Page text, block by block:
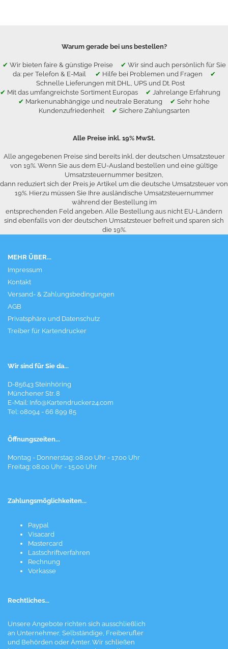
Warum gerade bei uns bestellen?
✔ Wir bieten faire & günstige Preise ✔ Wir sind auch persönlich für Sie
da: per Telefon & E-Mail ✔ Hilfe bei Problemen und Fragen ✔
Schnelle Lieferungen mit DHL, UPS und Dt. Post
✔ Mit das umfangreichste Sortiment Europas ✔ Jahrelange Erfahrung
✔ Markenunabhängige und neutrale Beratung ✔ Sehr hohe
Kundenzufriedenheit ✔ Sichere Zahlungsarten
Alle Preise inkl. 19% MwSt.
Alle angegebenen Preise sind bereits inkl. der deutschen Umsatzsteuer
von 19%. Wenn Sie aus dem EU-Ausland bestellen und eine gültige
Umsatzsteuernummer besitzen,
dann reduziert sich der Preis je Artikel um die deutsche Umsatzsteuer von
19%. Hierzu müssen Sie Ihre ausländische Umsatzsteuernummer
während der Bestellung im
entsprechenden Feld angeben. Alle Bestellung aus nicht EU-Ländern
sind ebenfalls von der deutschen Umsatzsteuer befreit und sparen sich
die 19%.
MEHR ÜBER...
Impressum
Kontakt
Versand- & Zahlungsbedingungen
AGB
Privatsphäre und Datenschutz
Treiber für Kartendrucker
Wir sind für Sie da...
D-85643 Steinhöring
Münchener Str. 8
E-Mail: Info@Kartendrucker24.com
Tel: 08094 - 66 899 85
Öffnungszeiten...
Montag - Donnerstag: 08.00 Uhr - 17.00 Uhr
Freitag: 08.00 Uhr - 15.00 Uhr
Zahlungsmöglichkeiten...
Paypal
Visacard
Mastercard
Lastschriftverfahren
Rechnung
Vorkasse
Rechtliches...
Unsere Angebote richten sich ausschließlich
an Unternehmer, Selbständige, Freiberufler
und Behörden oder Ämter. Wir schließen